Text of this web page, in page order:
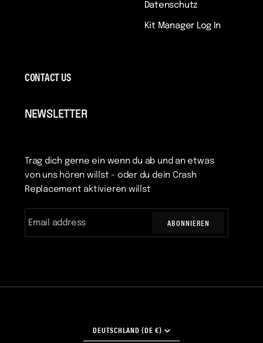
Datenschutz
Kit Manager Log In
CONTACT US
NEWSLETTER
Trag dich gerne ein wenn du ab und an etwas
von uns hören willst - oder du dein Crash
Replacement aktivieren willst
ABONNIEREN
WÄHRUNG
DEUTSCHLAND (DE €)